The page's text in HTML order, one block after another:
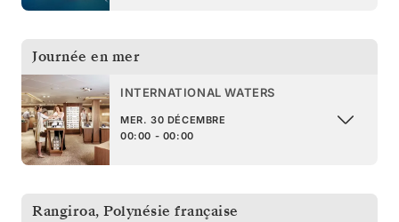
Journée en mer
INTERNATIONAL WATERS
MER. 30 DÉCEMBRE
00:00 - 00:00
Rangiroa, Polynésie française